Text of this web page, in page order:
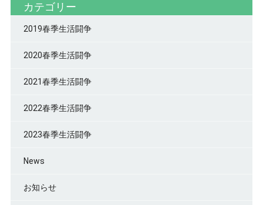
カテゴリー
2019春季生活闘争
2020春季生活闘争
2021春季生活闘争
2022春季生活闘争
2023春季生活闘争
News
お知らせ